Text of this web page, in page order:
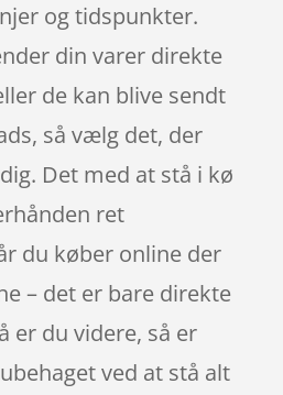
og tidspunkter.
din varer direkte
de kan blive sendt
så vælg det, der
Det med at stå i kø
ret
du køber online der
– det er bare direkte
er du videre, så er
ved at stå alt